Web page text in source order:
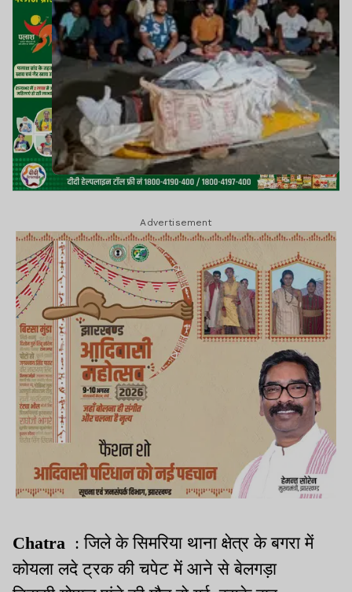
Advertisement
Chatra : जिले के सिमरिया थाना क्षेत्र के बगरा में
कोयला लदे ट्रक की चपेट में आने से बेलगड़ा